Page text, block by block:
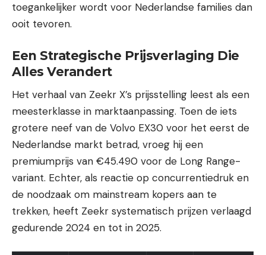
toegankelijker wordt voor Nederlandse families dan
ooit tevoren.
Een Strategische Prijsverlaging Die
Alles Verandert
Het verhaal van Zeekr X’s prijsstelling leest als een
meesterklasse in marktaanpassing. Toen de iets
grotere neef van de Volvo EX30 voor het eerst de
Nederlandse markt betrad, vroeg hij een
premiumprijs van €45.490 voor de Long Range-
variant. Echter, als reactie op concurrentiedruk en
de noodzaak om mainstream kopers aan te
trekken, heeft Zeekr systematisch prijzen verlaagd
gedurende 2024 en tot in 2025.